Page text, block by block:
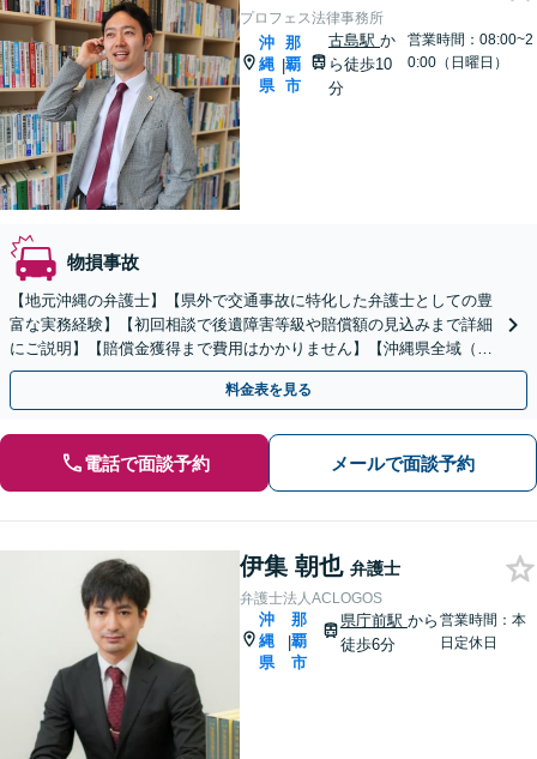
プロフェス法律事務所
沖
縄
県
|
那
覇
市
古島駅 か
ら徒歩10
分
営業時間：08:00~2
0:00（日曜日）
物損事故
【地元沖縄の弁護士】【県外で交通事故に特化した弁護士としての豊
富な実務経験】【初回相談で後遺障害等級や賠償額の見込みまで詳細
にご説明】【賠償金獲得まで費用はかかりません】【沖縄県全域（離
島含む）対応◎】
料金表を見る
電話で面談予約 メールで面談予約
伊集 朝也 弁護士
弁護士法人ACLOGOS
沖
縄
県
|
那
覇
市
県庁前駅 から
徒歩6分
営業時間：本
日定休日